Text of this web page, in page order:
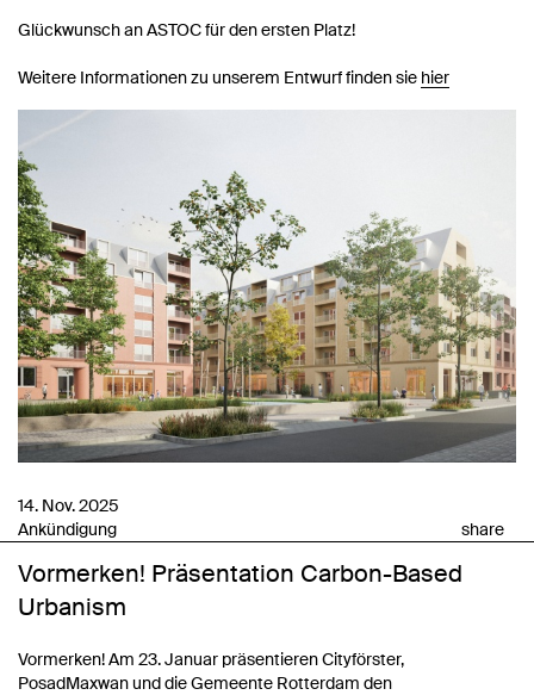
Glückwunsch an ASTOC für den ersten Platz!
Weitere Informationen zu unserem Entwurf finden sie hier
14. Nov. 2025
Ankündigung
share
Vormerken! Präsentation Carbon-Based
Urbanism
Vormerken! Am 23. Januar präsentieren Cityförster,
PosadMaxwan und die Gemeente Rotterdam den